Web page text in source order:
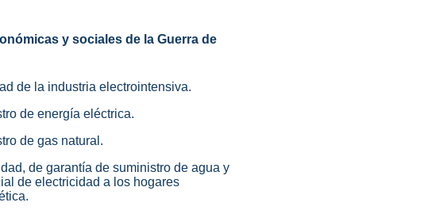
y sociales de la Guerra de
de la industria electrointensiva.
de energía eléctrica.
de gas natural.
de garantía de suministro de agua y
de electricidad a los hogares